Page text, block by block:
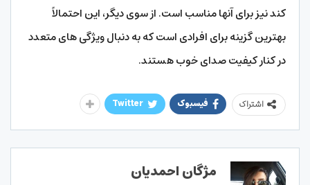
کند نیز برای آنها مناسب است. از سوی دیگر، این احتمالاً
بهترین گزینه برای افرادی است که به دنبال ویژگی های متعدد
در کنار کیفیت صدای خوب هستند.
اشتراک فیسبوک Twitter
مژگان احمدیان